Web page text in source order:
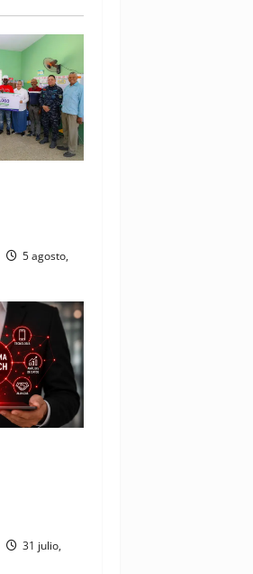
5 agosto,
31 julio,